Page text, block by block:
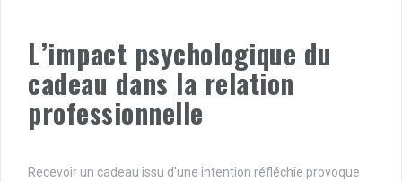
L’impact psychologique du
cadeau dans la relation
professionnelle
Recevoir un cadeau issu d’une intention réfléchie provoque